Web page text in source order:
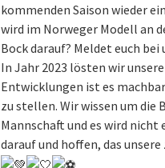
kommenden Saison wieder
wird im Norweger Modell an
Bock darauf? Meldet euch bei
In Jahr 2023 lösten wir
Entwicklungen ist es
zu stellen. Wir wissen um die
Mannschaft und es wird nicht
darauf und hoffen, das